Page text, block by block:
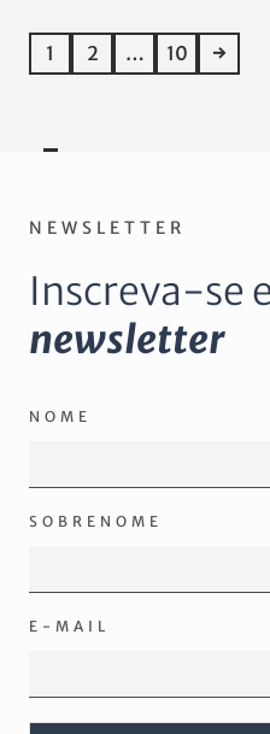
1 2 … 10 →
NEWSLETTER
Inscreva-se
newsletter
NOME
SOBRENOME
E-MAIL